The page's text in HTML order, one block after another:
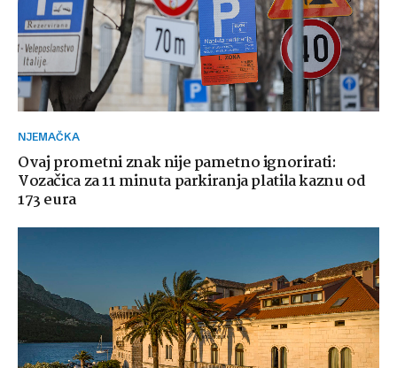
NJEMAČKA
Ovaj prometni znak nije pametno ignorirati:
Vozačica za 11 minuta parkiranja platila kaznu od
173 eura